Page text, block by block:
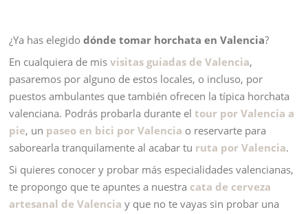
¿Ya has elegidodónde tomar horchata en Valencia?
En cualquiera de misvisitas guiadas de Valencia,
pasaremos por alguno de estos locales, o incluso, por
puestos ambulantes que también ofrecen la típica horchata
valenciana. Podrás probarla durante eltour por Valencia a
pie, un paseo en bici por Valencia o reservarte para
saborearla tranquilamente al acabar tu ruta por Valencia.
Si quieres conocer y probar más especialidades valencianas,
te propongo que te apuntes a nuestra cata de cerveza
artesanal de Valencia y que no te vayas sin probar una